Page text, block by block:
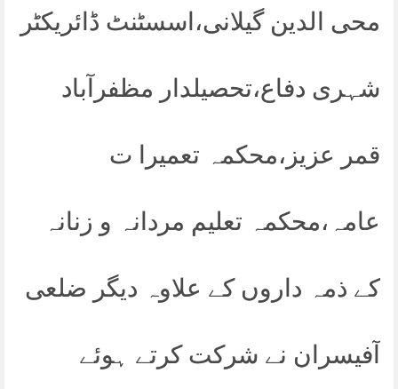
محی الدین گیلانی،اسسٹنٹ ڈائریکٹر
شہری دفاع،تحصیلدار مظفرآباد
قمر عزیز،محکمہ تعمیرا ت
عامہ،محکمہ تعلیم مردانہ و زنانہ
کے ذمہ داروں کے علاوہ دیگر ضلعی
آفیسران نے شرکت کرتے ہوئے